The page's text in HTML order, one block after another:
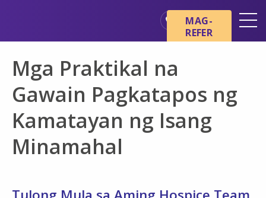
Mga Pangunahing Kaalaman
tungkol sa Hospice
Ang aming mga Serbisyo
Healthcare Professionals
Pamilya at Mga Tagapag-
MAG-
REFER
Mga Praktikal na
Gawain Pagkatapos ng
Kamatayan ng Isang
Minamahal